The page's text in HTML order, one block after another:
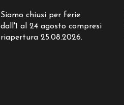
Siamo chiusi per ferie
dall'1 al 24 agosto compresi
riapertura 25.08.2026.